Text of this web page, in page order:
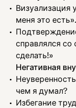
Визуализация
меня это есть».
справлялся
сделать!»
Негативная
чем я думал?
Избегание